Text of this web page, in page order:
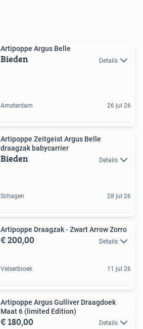
Artipoppe Argus Belle
Bieden Details
Amsterdam 26 jul 26
Artipoppe Zeitgeist Argus Belle
draagzak babycarrier
Bieden Details
Schagen 28 jul 26
Artipoppe Draagzak - Zwart Arrow Zorro
€ 200,00 Details
Velserbroek 11 jul 26
Artipoppe Argus Gulliver Draagdoek
Maat 6 (limited Edition)
€ 180,00 Details